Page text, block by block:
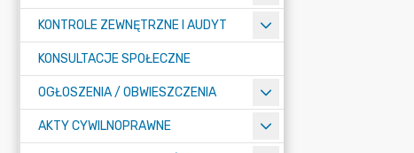
KONTROLE ZEWNĘTRZNE I AUDYT
KONSULTACJE SPOŁECZNE
OGŁOSZENIA / OBWIESZCZENIA
AKTY CYWILNOPRAWNE